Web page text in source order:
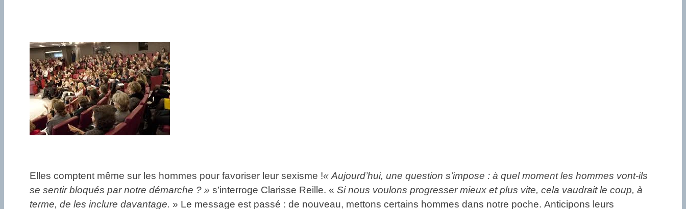
Elles comptent même sur les hommes pour favoriser leur sexisme !« Aujourd’hui, une question s’impose : à quel moment les hommes vont-ils
se sentir bloqués par notre démarche ? » s’interroge Clarisse Reille. « Si nous voulons progresser mieux et plus vite, cela vaudrait le coup, à
terme, de les inclure davantage. » Le message est passé : de nouveau, mettons certains hommes dans notre poche. Anticipons leurs